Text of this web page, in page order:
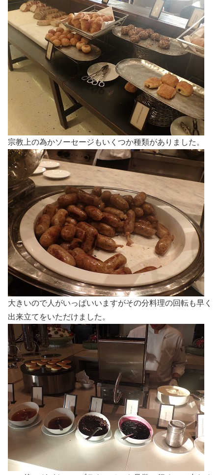
宗教上の為かソーセージもいくつか種類がありました。
大きいので人がいっぱいいますがその分料理の回転も早く
出来立てをいただけました。